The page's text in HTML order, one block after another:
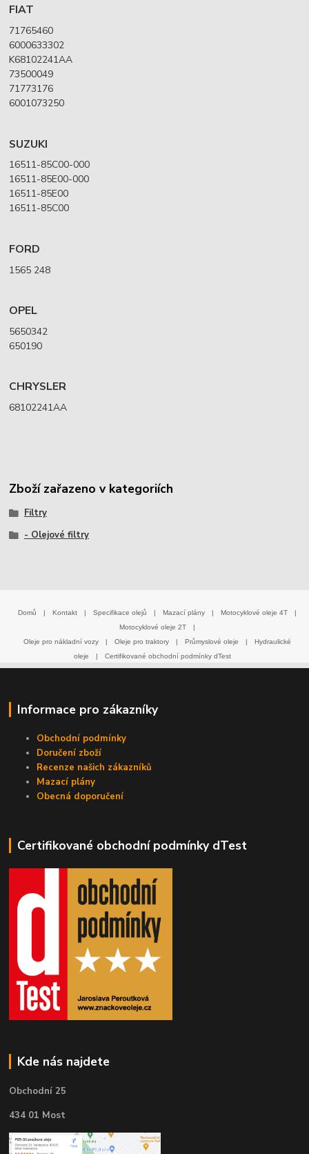
FIAT
71765460
6000633302
K68102241AA
73500049
71773176
6001073250
SUZUKI
16511-85C00-000
16511-85E00-000
16511-85E00
16511-85C00
FORD
1565 248
OPEL
5650342
650190
CHRYSLER
68102241AA
Zboží zařazeno v kategoriích
Filtry
- Olejové filtry
Domů | Kontakt | Specifikace olejů | Mazací plány | Motocyklové oleje 4T
|
Motocyklové oleje 2T
|
Oleje pro nákladní vozy
| Oleje pro traktory | Průmyslové oleje |
Hydraulické
oleje
| Certifikované obchodní podmínky dTest
Informace pro zákazníky
Obchodní podmínky
Doručení zboží
Recenze našich zákazníků
Mazací plány
Obecná doporučení
Certifikované obchodní podmínky dTest
Kde nás najdete
Obchodní 25
434 01 Most